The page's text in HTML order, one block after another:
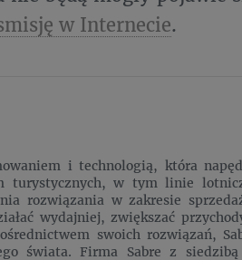
w Internecie.
i technologią, która
turystycznych, w tym linie
rozwiązania w zakresie
wydajniej, zwiększać
swoich rozwiązań,
świata. Firma Sabre z